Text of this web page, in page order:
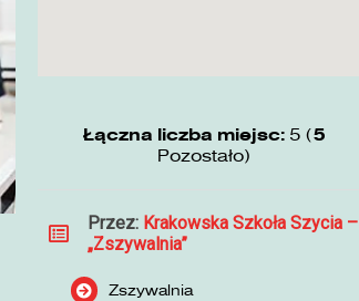
Łączna liczba miejsc: 5 (5
Pozostało)
Przez: Krakowska Szkoła Szycia –
„Zszywalnia”
Zszywalnia